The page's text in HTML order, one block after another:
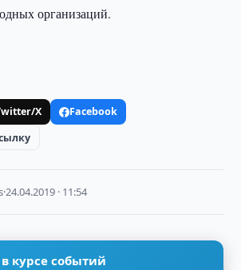
организаций.
X
Facebook
·24.04.2019 · 11:54
курсе событий